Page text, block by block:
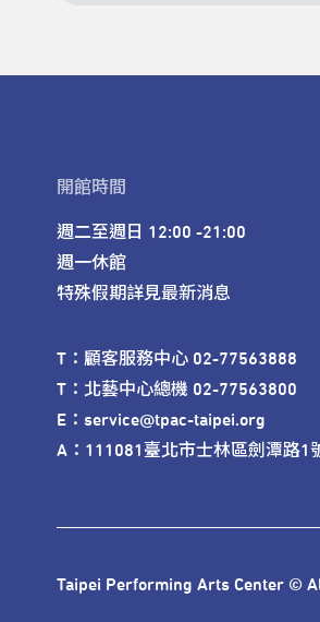
開館時間
週二至週日 12:00 -21:00
週一休館
特殊假期詳見最新消息
T：顧客服務中心 02-77563888
T：北藝中心總機 02-77563800
E：service@tpac-taipei.org
A：111081臺北市士林區劍潭路1
Taipei Performing Arts Center ©